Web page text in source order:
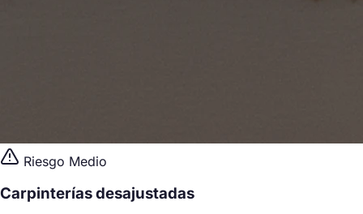
Riesgo Medio
Carpinterías desajustadas